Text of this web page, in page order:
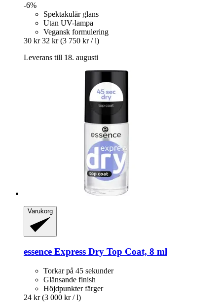
-6%
Spektakulär glans
Utan UV-lampa
Vegansk formulering
30 kr 32 kr (3 750 kr / l)
Leverans till 18. augusti
Varukorg
essence Express Dry Top Coat, 8 ml
Torkar på 45 sekunder
Glänsande finish
Höjdpunkter färger
24 kr (3 000 kr / l)